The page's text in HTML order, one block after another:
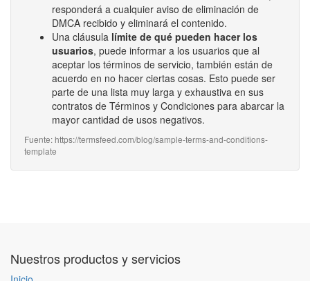
responderá a cualquier aviso de eliminación de
DMCA recibido y eliminará el contenido.
Una cláusula límite de qué pueden hacer los
usuarios, puede informar a los usuarios que al
aceptar los términos de servicio, también están de
acuerdo en no hacer ciertas cosas. Esto puede ser
parte de una lista muy larga y exhaustiva en sus
contratos de Términos y Condiciones para abarcar la
mayor cantidad de usos negativos.
Fuente: https://termsfeed.com/blog/sample-terms-and-conditions-
template
Nuestros productos y servicios